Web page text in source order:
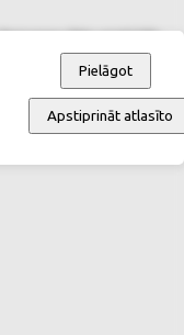
Pielāgot
Apstiprināt atlasīto